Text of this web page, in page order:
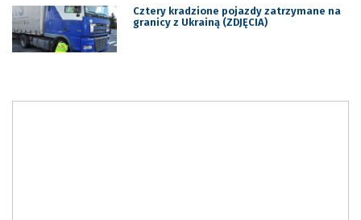
Cztery kradzione pojazdy zatrzymane na
granicy z Ukrainą (ZDJĘCIA)